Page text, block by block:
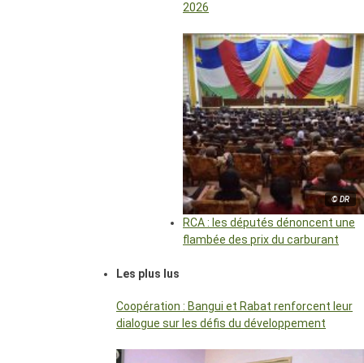
2026
© DR
RCA : les députés dénoncent une
flambée des prix du carburant
Les plus lus
Coopération : Bangui et Rabat renforcent leur
dialogue sur les défis du développement